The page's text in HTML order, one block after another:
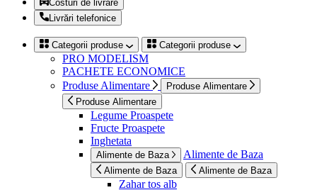
Costuri de livrare
Livrări telefonice
Categorii produse Categorii produse
PRO MODELISM
PACHETE ECONOMICE
Produse Alimentare
Produse Alimentare
Produse Alimentare
Legume Proaspete
Fructe Proaspete
Inghetata
Alimente de Baza Alimente de Baza
Alimente de Baza Alimente de Baza
Zahar tos alb